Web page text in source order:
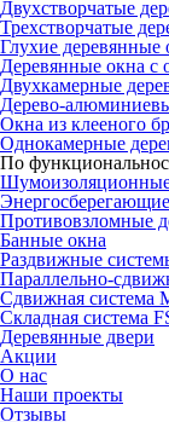
Двухстворчатые
Трехстворчатые
Глухие деревянные
Деревянные окна с
Двухкамерные
Дерево-
Окна из клееного
Однокамерные
По
Противовзломные
Банные окна
Раздвижные
Параллельно-
Сдвижная система
Складная система
Деревянные двери
Акции
О нас
Наши проекты
Отзывы